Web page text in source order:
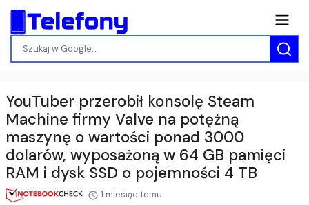
YouTuber przerobił konsolę Steam
Machine firmy Valve na potężną
maszynę o wartości ponad 3000
dolarów, wyposażoną w 64 GB pamięci
RAM i dysk SSD o pojemności 4 TB
1 miesiąc temu